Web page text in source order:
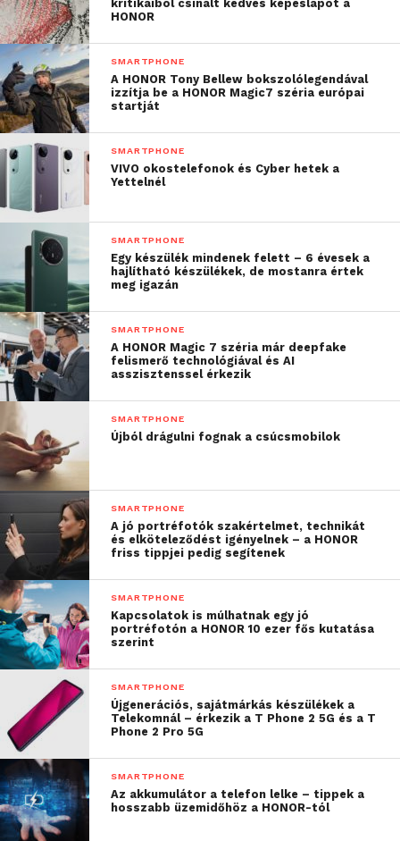
kritikáiból csinált kedves képeslapot a
HONOR
SMARTPHONE
A HONOR Tony Bellew bokszolólegendával
izzítja be a HONOR Magic7 széria európai
startját
SMARTPHONE
VIVO okostelefonok és Cyber hetek a
Yettelnél
SMARTPHONE
Egy készülék mindenek felett – 6 évesek a
hajlítható készülékek, de mostanra értek
meg igazán
SMARTPHONE
A HONOR Magic 7 széria már deepfake
felismerő technológiával és AI
asszisztenssel érkezik
SMARTPHONE
Újból drágulni fognak a csúcsmobilok
SMARTPHONE
A jó portréfotók szakértelmet, technikát
és elköteleződést igényelnek – a HONOR
friss tippjei pedig segítenek
SMARTPHONE
Kapcsolatok is múlhatnak egy jó
portréfotón a HONOR 10 ezer fős kutatása
szerint
SMARTPHONE
Újgenerációs, sajátmárkás készülékek a
Telekomnál – érkezik a T Phone 2 5G és a T
Phone 2 Pro 5G
SMARTPHONE
Az akkumulátor a telefon lelke – tippek a
hosszabb üzemidőhöz a HONOR-tól